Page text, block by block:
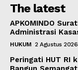
The latest
APKOMINDO
Administrasi
HUKUM 2 Agustus 2026
Peringati HUT RI